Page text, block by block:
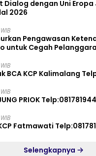
Dialog dengan Uni
2026
Pengawasan
untuk Cegah
BCA KCP Kalimalang
PRIOK
Fatmawati
Selengkapnya